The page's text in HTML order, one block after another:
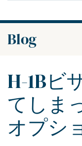
Blog
H-1Bビ
てしま
オプシ